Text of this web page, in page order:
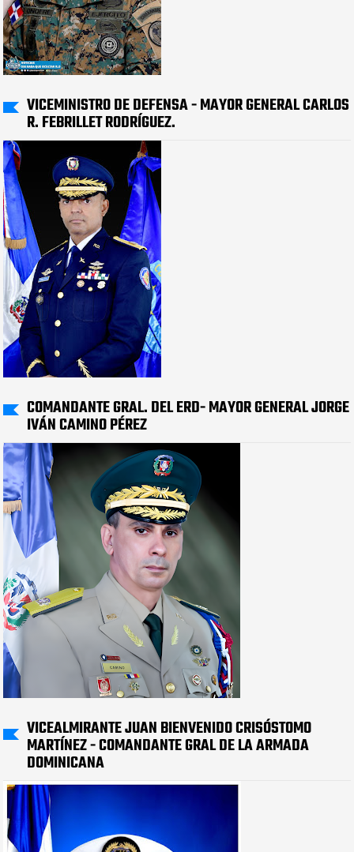
VICEMINISTRO DE DEFENSA - MAYOR GENERAL CARLOS
R. FEBRILLET RODRÍGUEZ.
COMANDANTE GRAL. DEL ERD- MAYOR GENERAL JORGE
IVÁN CAMINO PÉREZ
VICEALMIRANTE JUAN BIENVENIDO CRISÓSTOMO
MARTÍNEZ - COMANDANTE GRAL DE LA ARMADA
DOMINICANA